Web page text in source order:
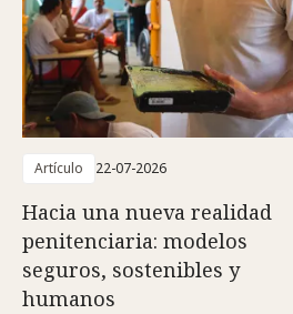
Artículo 22-07-2026
Hacia una nueva realidad
penitenciaria: modelos
seguros, sostenibles y
humanos